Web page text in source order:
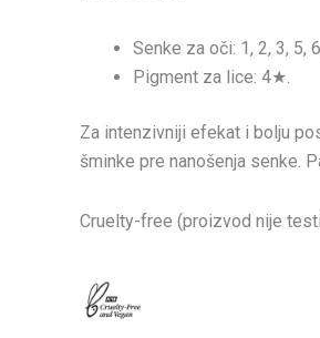
Senke za oči: 1, 2, 3, 5,
Pigment za lice: 4★.
Za intenzivniji efekat i bolju
šminke pre nanošenja senke.
Cruelty-free (proizvod nije